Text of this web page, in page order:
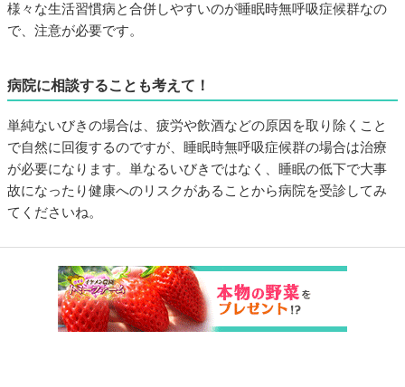
様々な生活習慣病と合併しやすいのが睡眠時無呼吸症候群なの
で、注意が必要です。
病院に相談することも考えて！
単純ないびきの場合は、疲労や飲酒などの原因を取り除くこと
で自然に回復するのですが、睡眠時無呼吸症候群の場合は治療
が必要になります。単なるいびきではなく、睡眠の低下で大事
故になったり健康へのリスクがあることから病院を受診してみ
てくださいね。